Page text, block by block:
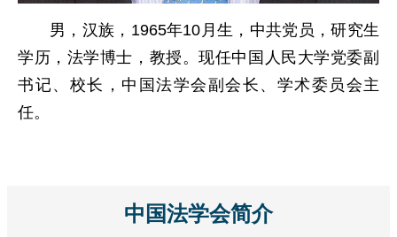
男，汉族，1965年10月生，中共党员，研究生
学历，法学博士， 教授。现任中国人民大学党委副
书记、校长，中国法学会副会长、学术委员会主
任。
中国法学会简介